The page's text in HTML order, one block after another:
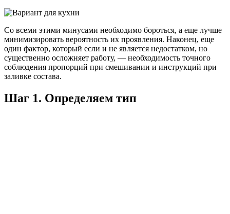
Со всеми этими минусами необходимо бороться, а еще лучше
минимизировать вероятность их проявления. Наконец, еще
один фактор, который если и не является недостатком, но
существенно осложняет работу, — необходимость точного
соблюдения пропорций при смешивании и инструкций при
заливке состава.
Шаг 1. Определяем тип